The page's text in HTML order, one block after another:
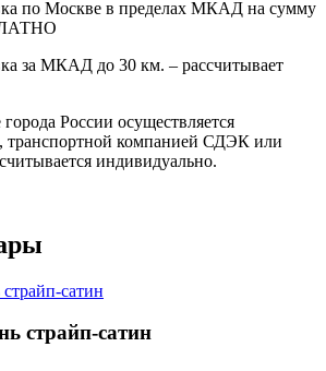
по Москве в пределах МКАД на сумму
за МКАД до 30 км. – рассчитывает
России осуществляется
транспортной компанией СДЭК или
индивидуально.
страйп-сатин